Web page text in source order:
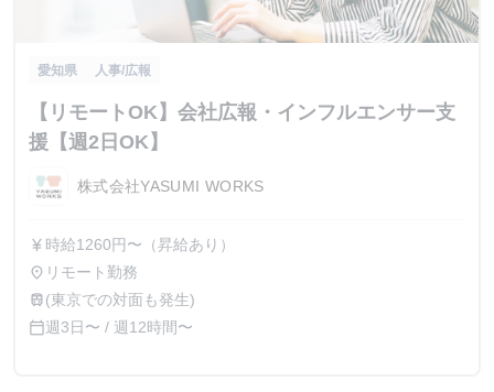
愛知県 人事/広報
【リモートOK】会社広報・インフルエンサー支
援【週2日OK】
株式会社YASUMI WORKS
currency_yen 時給1260円〜（昇給あり）
place リモート勤務
train (東京での対面も発生)
calendar_today週3日〜 / 週12時間〜